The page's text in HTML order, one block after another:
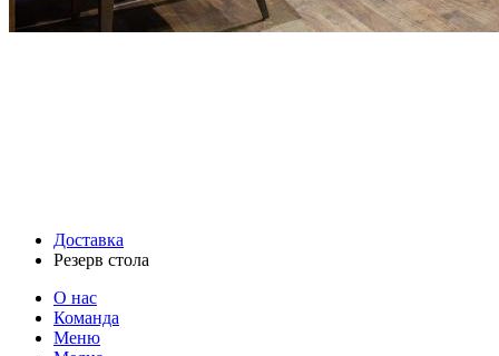
Доставка
Резерв стола
О нас
Команда
Меню